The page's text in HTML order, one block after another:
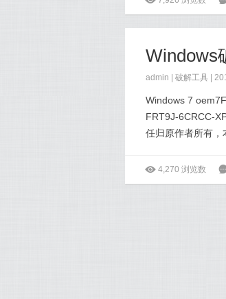
Windows
admin | 破解工具 |
Windows 7
FRT9J-6CRCC-
任归原作者所有，
ė 4,270 浏览数